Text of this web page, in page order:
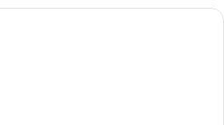
Ein Bett mit dunklem Kopfteil,